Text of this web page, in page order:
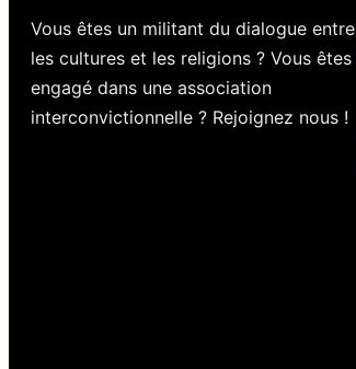
Vous êtes un militant du dialogue entre
les cultures et les religions ? Vous êtes
engagé dans une association
interconvictionnelle ? Rejoignez nous !